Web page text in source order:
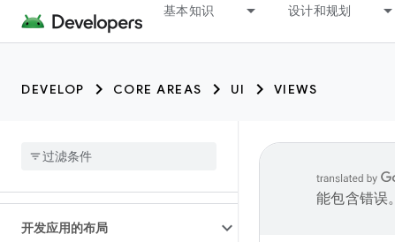
基本知识 设计和规划
DEVELOP CORE AREAS UI VIEWS
开发应用的布局
能包含错误。